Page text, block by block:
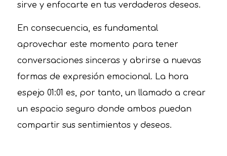
sirve y enfocarte en tus verdaderos deseos.
En consecuencia, es fundamental
aprovechar este momento para tener
conversaciones sinceras y abrirse a nuevas
formas de expresión emocional. La hora
espejo 01:01 es, por tanto, un llamado a crear
un espacio seguro donde ambos puedan
compartir sus sentimientos y deseos.